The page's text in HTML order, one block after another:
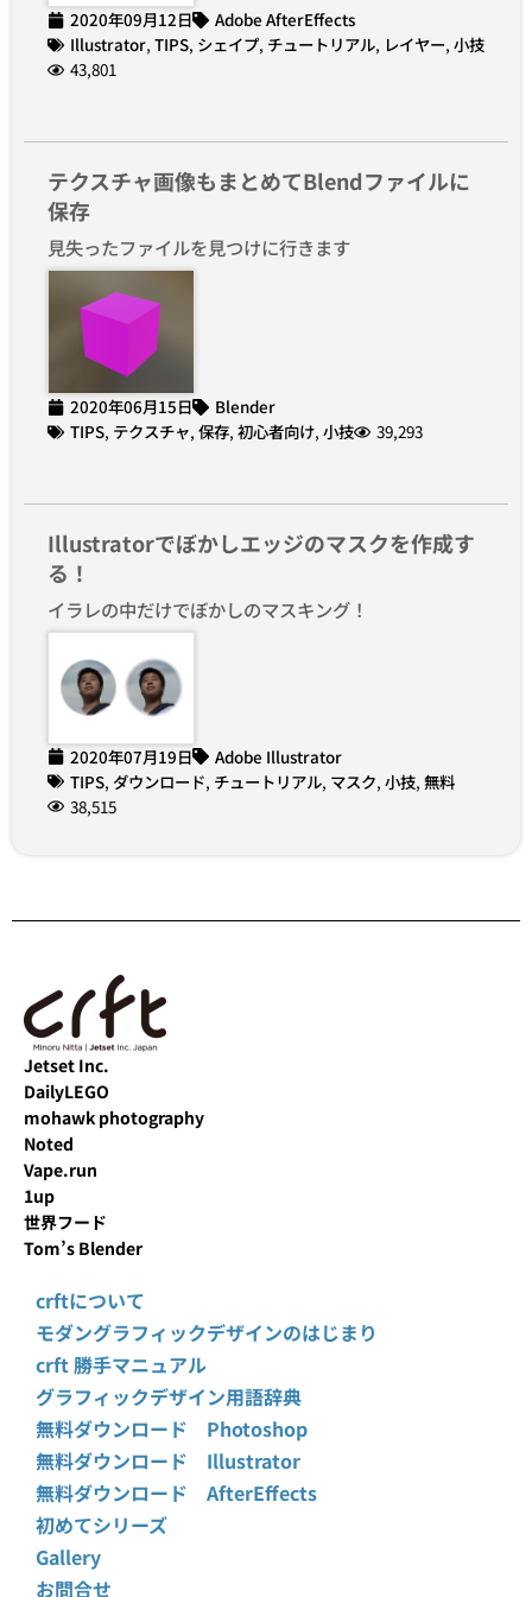
2020年09月12日
Adobe AfterEffects
Illustrator, TIPS, シェイプ, チュートリアル, レイヤー, 小技
43,801
テクスチャ画像もまとめてBlendファイルに
保存
見失ったファイルを見つけに行きます
2020年06月15日
Blender
TIPS, テクスチャ, 保存, 初心者向け, 小技 39,293
Illustratorでぼかしエッジのマスクを作成す
る！
イラレの中だけでぼかしのマスキング！
2020年07月19日
Adobe Illustrator
TIPS, ダウンロード, チュートリアル, マスク, 小技, 無料
38,515
Jetset Inc.
DailyLEGO
mohawk photography
Noted
Vape.run
1up
世界フード
Tom’s Blender
crftについて
モダングラフィックデザインのはじまり
crft 勝手マニュアル
グラフィックデザイン用語辞典
無料ダウンロード Photoshop
無料ダウンロード Illustrator
無料ダウンロード AfterEffects
初めてシリーズ
Gallery
お問合せ